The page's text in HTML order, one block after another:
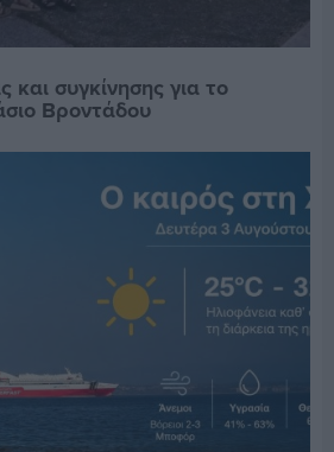
και συγκίνησης για το
Βροντάδου